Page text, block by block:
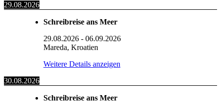
29.08.2026
Schreibreise ans Meer
29.08.2026 - 06.09.2026
Mareda, Kroatien
Weitere Details anzeigen
30.08.2026
Schreibreise ans Meer